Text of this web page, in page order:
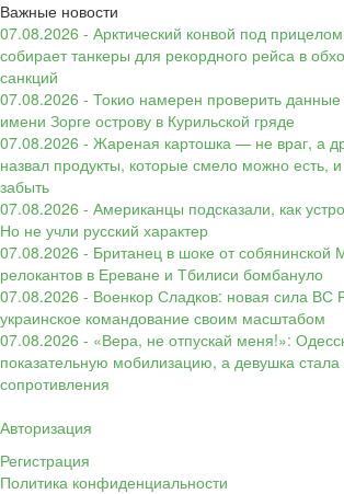
Важные новости
07.08.2026 - Арктический конвой под
собирает танкеры для рекордного рейса в
санкций
07.08.2026 - Токио намерен проверить
имени Зорге острову в Курильской гряде
07.08.2026 - Жареная картошка — не враг, а
назвал продукты, которые смело можно есть,
забыть
07.08.2026 - Американцы подсказали, как
Но не учли русский характер
07.08.2026 - Британец в шоке от собянинской
релокантов в Ереване и Тбилиси бомбануло
07.08.2026 - Военкор Сладков: новая сила ВС
украинское командование своим масштабом
07.08.2026 - «Вера, не отпускай меня!»:
показательную мобилизацию, а девушка
сопротивления
Авторизация
Регистрация
Политика конфиденциальности